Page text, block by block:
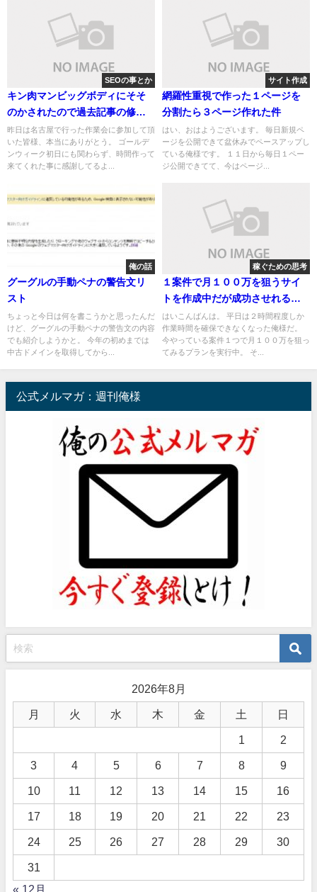
SEOの事とか
キン肉マンビッグボディにそそ
のかされたので過去記事の修正
で１位を狙ってみる。
昨日は名古屋で行った作業会に参加して頂
いた皆様、本当にありがとう。 ゴールデ
ンウィーク初日にも関わらず、時間作って
来てくれた事に感謝してるよ...
サイト作成
網羅性重視で作った１ページを
分割たら３ページ作れた件
はい、おはようございます。 毎日新規ペ
ージを公開できて盆休みでペースアップし
ている俺様です。 １１日から毎日１ペー
ジ公開できてて、今はページ...
俺の話
グーグルの手動ペナの警告文リ
スト
ちょっと今日は何を書こうかと思ったんだ
けど、グーグルの手動ペナの警告文の内容
でも紹介しようかと。 今年の初めまでは
中古ドメインを取得してから...
稼ぐための思考
１案件で月１００万を狙うサイ
トを作成中だが成功させれるの
か？
はいこんばんは。 平日は２時間程度しか
作業時間を確保できなくなった俺様だ。
今やっている案件１つで月１００万を狙っ
てみるプランを実行中。 そ...
公式メルマガ：週刊俺様
2026年8月
月 火 水 木 金 土 日
1 2
3 4 5 6 7 8 9
10 11 12 13 14 15 16
17 18 19 20 21 22 23
24 25 26 27 28 29 30
31
« 12月